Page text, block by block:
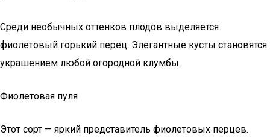
Среди необычных оттенков плодов выделяется
фиолетовый горький перец. Элегантные кусты становятся
украшением любой огородной клумбы.
Фиолетовая пуля
Этот сорт — яркий представитель фиолетовых перцев.